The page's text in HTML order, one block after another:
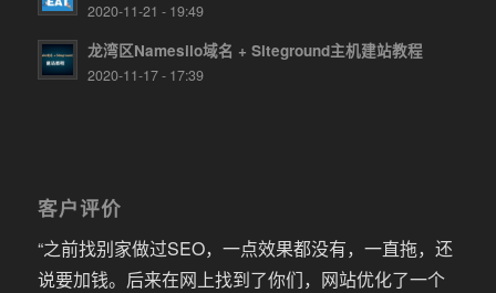
2020-11-21 - 19:49
龙湾区Namesilo域名 + Siteground主机建站教程
2020-11-17 - 17:39
客户评价
“之前找别家做过SEO，一点效果都没有，一直拖，还
说要加钱。后来在网上找到了你们，网站优化了一个